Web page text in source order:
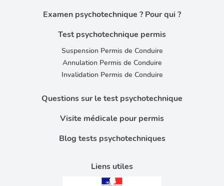
Liens utiles
Examen psychotechnique ? Pour qui ?
Test psychotechnique permis
Suspension Permis de Conduire
Annulation Permis de Conduire
Invalidation Permis de Conduire
Questions sur le test psychotechnique
Visite médicale pour permis
Blog tests psychotechniques